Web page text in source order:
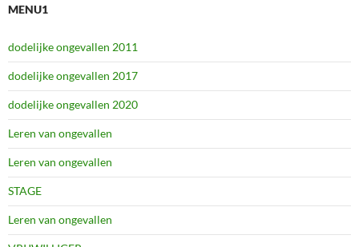
MENU1
dodelijke ongevallen 2011
dodelijke ongevallen 2017
dodelijke ongevallen 2020
Leren van ongevallen
Leren van ongevallen
STAGE
Leren van ongevallen